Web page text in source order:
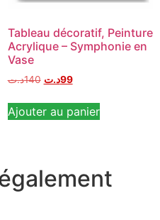
Tableau décoratif, Peinture
Acrylique – Symphonie en
Vase
140د.ت 99د.ت
Ajouter au panier